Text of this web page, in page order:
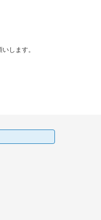
します。